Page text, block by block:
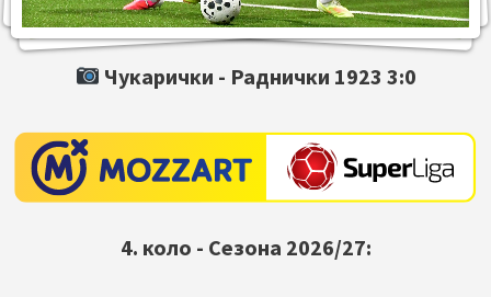
Чукарички - Раднички 1923 3:0
4. коло - Сезона 2026/27: